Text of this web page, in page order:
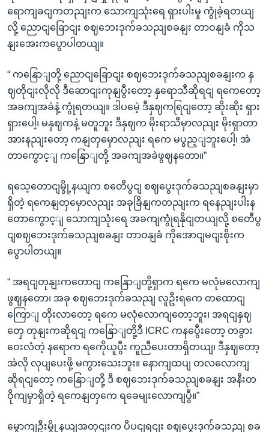
ရောကျခငျကတညျးက သောကျသုံးရေ ရှားပါးမှု ကွုံခဲ့ရတယျ
လို့ ညောငျခြောငျး စဈဘေးဒုက်ခသညျစခနျး တာဝနျခံ ကိုသ
နျးအေးကပွောပါတယျ။
“ ကနြောျတို့ ညောငျခြောငျး စဈဘေးဒုက်ခသညျစခနျးက နှ
ဈတိုငျးလိုလို ဒီဆောငျးကုနျပွီးတော့ နှရောသီဆိုရငျ ရကေတော့
အခကျအခဲနဲ့ ကွုံရတယျ။ ဒါပမေဲ့ ဒီနှဈကရြငျတော့ ဆိုးဆိုး ရှား
ရှားပေါ့၊ မနှဈကနဲ့ မတူဘူး ဒီနှဈက မိုးရာသီမှာလညျး မိုးရှာတာ
အားနညျးတော့ ကနျတှမှောလညျး ရကေ မပွည့ျဘူးပေါ့၊ အဲ
တာကွောင့ျ ကနြောျတို့ အခကျအခဲဖွဈနတော။”
ရသေ့တောငျမွို့နယျက စတေီပွငျ စဈပွေးဒုက်ခသညျစခနျးမှာ
ရှိတဲ့ ရကေနျတှမှောလညျး အခုခြိနျကတညျးက ရနေညျးပါးန
တောကွောင့ျ သောကျသုံးရေ အခကျကွုံရနိုငျတယျလို့ စတေီပွ
ငျစဈဘေးဒုက်ခသညျစခနျး တာဝနျခံ ကိုအောငျမငျးစိုးက
ပွောပါတယျ။
“ အရငျတုနျးကတောငျ ကနြောျတို့ရှာက ရကေ မလုံမလောကျ
ဖွဈနတော၊ အခု စဈဘေးဒုက်ခသညျ လူဦးရကေ တထောငျ
ကြောျ တိုးလာတော့ ရကေ မလုံလောကျတော့ဘူး၊ အရငျနှဈ
တှေ တုနျးကဆိုရငျ ကနြောျတို့ဒီ ICRC ကနပွေီးတော့ တခွား
ဝေးလံတဲ့ နရောက ရကေိုယူပွီး ကူညီပေးတာရှိတယျ၊ ဒီနှဈတော့
အဲလို လုပျပေးဖို့ မကွားသေးဘူး။ နောကျထပျ တလလောကျ
ဆိုရငျတော့ ကနြောျတို့ ဒီ စဈဘေးဒုက်ခသညျစခနျး အနီးတ
ဝိုကျမှာရှိတဲ့ ရကေနျတှကေ ရခေမျးလောကျပွီ။”
မွောကျဦးမွို့နယျအတှငျးက ပီပငျရငျး စဈပွေးဒုက်ခသညျ စခ